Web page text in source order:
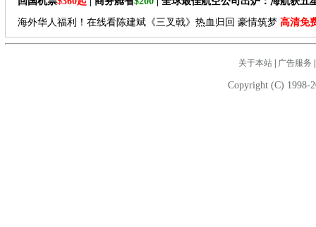
海外华人福利！在线看陈建斌《三叉戟》热血归回 豪情筑梦 高清免
关于本站| 广告服务
Copyright (C) 1998-